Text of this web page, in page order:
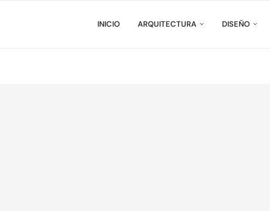
INICIO ARQUITECTURA DISEÑO